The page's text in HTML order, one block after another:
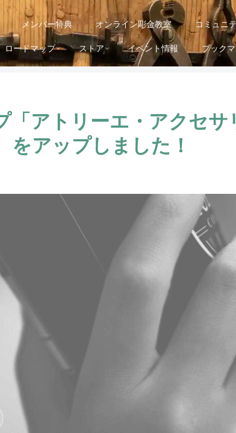
メンバー特典 オンライン彫金教室 コミュニ
ロードマップ ストア イベント情報 ブック
「アトリーエ・アクセサ
をアップしました！